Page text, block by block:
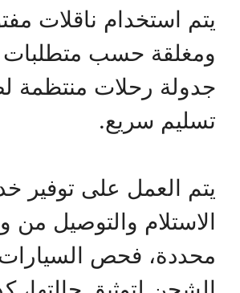
يتم استخدام ناقلات
ومغلقة حسب متطلبات
جدولة رحلات منتظمة
تسليم سريع.
يتم العمل على توفير
الاستلام والتوصيل من
محددة، فحص